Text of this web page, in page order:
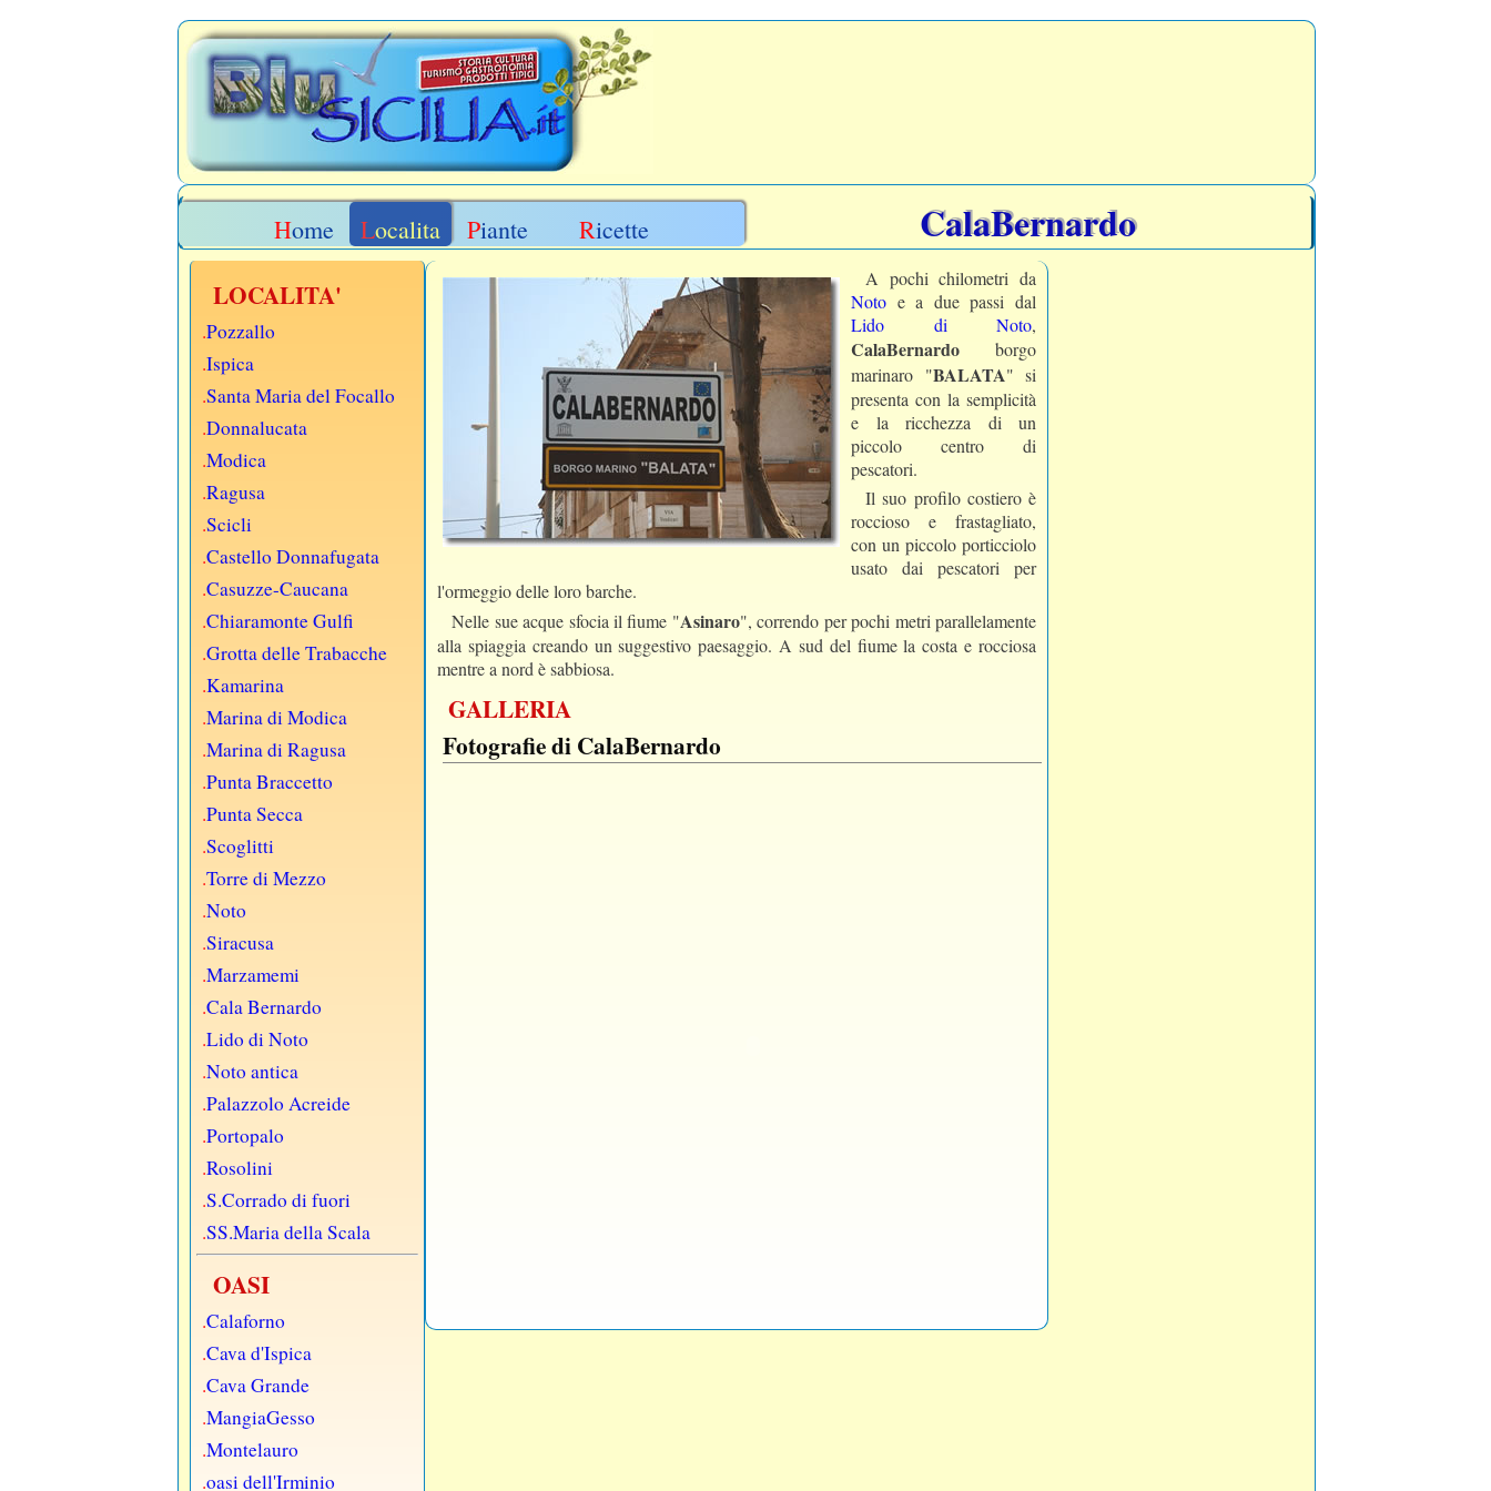
Home Localita Piante Ricette CalaBernardo
LOCALITA'
.Pozzallo
.Ispica
.Santa Maria del Focallo
.Donnalucata
.Modica
.Ragusa
.Scicli
.Castello Donnafugata
.Casuzze-Caucana
.Chiaramonte Gulfi
.Grotta delle Trabacche
.Kamarina
.Marina di Modica
.Marina di Ragusa
.Punta Braccetto
.Punta Secca
.Scoglitti
.Torre di Mezzo
.Noto
.Siracusa
.Marzamemi
.Cala Bernardo
.Lido di Noto
.Noto antica
.Palazzolo Acreide
.Portopalo
.Rosolini
.S.Corrado di fuori
.SS.Maria della Scala
OASI
.Calaforno
.Cava d'Ispica
.Cava Grande
.MangiaGesso
.Montelauro
.oasi dell'Irminio
A pochi chilometri da
Noto e a due passi dal
Lido di Noto,
CalaBernardo borgo
marinaro "BALATA" si
presenta con la semplicità
e la ricchezza di un
piccolo centro di
pescatori.
Il suo profilo costiero è
roccioso e frastagliato,
con un piccolo porticciolo
usato dai pescatori per
l'ormeggio delle loro barche.
Nelle sue acque sfocia il fiume "Asinaro", correndo per pochi metri parallelamente
alla spiaggia creando un suggestivo paesaggio. A sud del fiume la costa e rocciosa
mentre a nord è sabbiosa.
GALLERIA
Fotografie di CalaBernardo